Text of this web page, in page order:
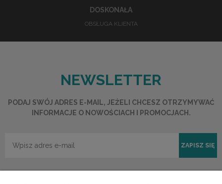
DOSKONAŁA
OBSŁUGA KLIENTA
NEWSLETTER
PODAJ SWÓJ ADRES E-MAIL, JEŻELI CHCESZ OTRZYMYWAĆ
INFORMACJE O NOWOŚCIACH I PROMOCJACH.
ZAPISZ SIĘ